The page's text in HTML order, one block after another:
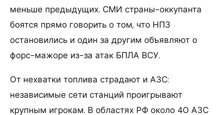
меньше предыдущих. СМИ страны-оккупанта
боятся прямо говорить о том, что НПЗ
остановились и один за другим объявляют о
форс-мажоре из-за атак БПЛА ВСУ.
От нехватки топлива страдают и АЗС:
независимые сети станций проигрывают
крупным игрокам. В областях РФ около 40 АЗС